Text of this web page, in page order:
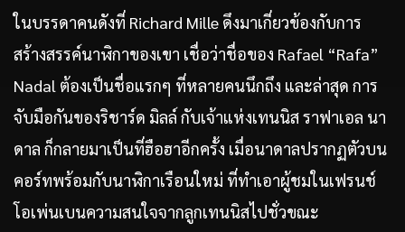
ในบรรดาคนดังที่ Richard Mille ดึงมาเกี่ยวข้องกับการ
สร้างสรรค์นาฬิกาของเขา เชื่อว่าชื่อของ Rafael “Rafa”
Nadal ต้องเป็นชื่อแรกๆ ที่หลายคนนึกถึง และล่าสุด การ
จับมือกันของริชาร์ด มิลล์ กับเจ้าแห่งเทนนิส ราฟาเอล นา
ดาล ก็กลายมาเป็นที่ฮือฮาอีกครั้ง เมื่อนาดาลปรากฏตัวบน
คอร์ทพร้อมกับนาฬิกาเรือนใหม่ ที่ทำเอาผู้ชมในเฟรนช์
โอเพ่นเบนความสนใจจากลูกเทนนิสไปชั่วขณะ